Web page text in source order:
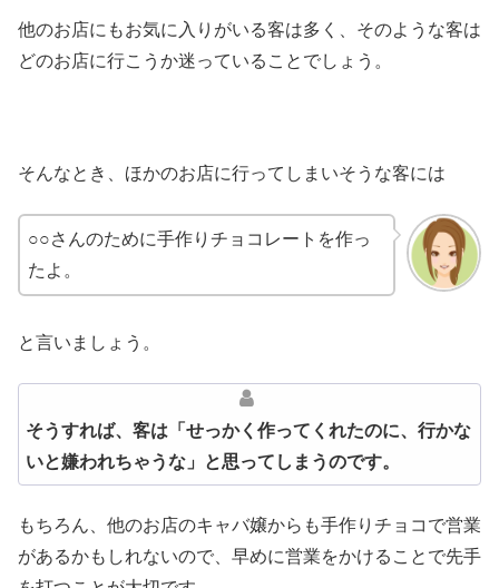
他のお店にもお気に入りがいる客は多く、そのような客は
どのお店に行こうか迷っていることでしょう。
そんなとき、ほかのお店に行ってしまいそうな客には
○○さんのために手作りチョコレートを作っ
たよ。
と言いましょう。
そうすれば、客は「せっかく作ってくれたのに、行かな
いと嫌われちゃうな」と思ってしまうのです。
もちろん、他のお店のキャバ嬢からも手作りチョコで営業
があるかもしれないので、早めに営業をかけることで先手